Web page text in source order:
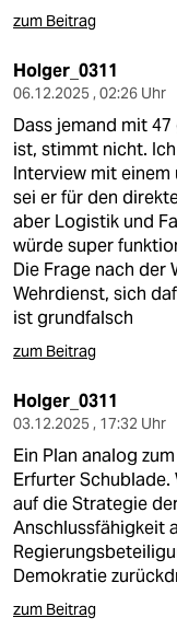
zum Beitrag
Holger_0311
06.12.2025 , 02:26 Uhr
Dass jemand mit
ist, stimmt nicht.
Interview mit
sei er für den
aber Logistik und
würde super
Die Frage nach
Wehrdienst, sich
ist grundfalsch
zum Beitrag
Holger_0311
03.12.2025 , 17:32 Uhr
Ein Plan analog
Erfurter
auf die Strategie
Anschlussfähigkeit
Demokratie
zum Beitrag